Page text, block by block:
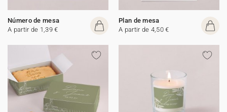
Número de mesa
A partir de 1,39 €
Plan de mesa
A partir de 4,50 €